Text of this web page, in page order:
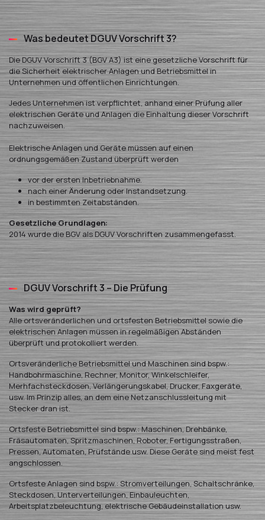
Was bedeutet DGUV Vorschrift 3?
Die DGUV Vorschrift 3 (BGV A3) ist eine gesetzliche Vorschrift für
die Sicherheit elektrischer Anlagen und Betriebsmittel in
Unternehmen und öffentlichen Einrichtungen.
Jedes Unternehmen ist verpflichtet, anhand einer Prüfung aller
elektrischen Geräte und Anlagen die Einhaltung dieser Vorschrift
nachzuweisen.
Elektrische Anlagen und Geräte müssen auf einen
ordnungsgemäßen Zustand überprüft werden
vor der ersten Inbetriebnahme.
nach einer Änderung oder Instandsetzung.
in bestimmten Zeitabständen.
Gesetzliche Grundlagen:
2014 wurde die BGV als DGUV Vorschriften zusammengefasst.
DGUV Vorschrift 3 – Die Prüfung
Was wird geprüft?
Alle ortsveränderlichen und ortsfesten Betriebsmittel sowie die
elektrischen Anlagen müssen in regelmäßigen Abständen
überprüft und protokolliert werden.
Ortsveränderliche Betriebsmittel und Maschinen sind bspw.:
Handbohrmaschine, Rechner, Monitor, Winkelschleifer,
Merhfachsteckdosen, Verlängerungskabel, Drucker, Faxgeräte,
usw. Im Prinzip alles, an dem eine Netzanschlussleitung mit
Stecker dran ist.
Ortsfeste Betriebsmittel sind bspw.: Maschinen, Drehbänke,
Fräsautomaten, Spritzmaschinen, Roboter, Fertigungsstraßen,
Pressen, Automaten, Prüfstände usw. Diese Geräte sind meist fest
angschlossen.
Ortsfeste Anlagen sind bspw.: Stromverteilungen, Schaltschränke,
Steckdosen, Unterverteilungen, Einbauleuchten,
Arbeitsplatzbeleuchtung, elektrische Gebäudeinstallation usw.